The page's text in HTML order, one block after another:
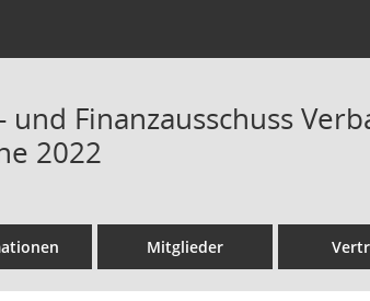
und Finanzausschuss
2022
Mitglieder